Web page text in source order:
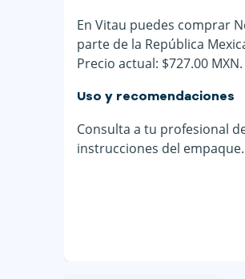
En Vitau puedes comprar
parte de la República
Precio actual: $727.00 MXN.
Uso y recomendaciones
Consulta a tu profesional
instrucciones del empaque.